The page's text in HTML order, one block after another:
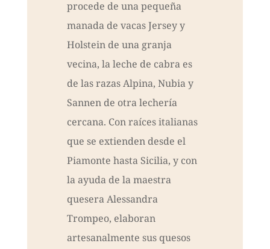
procede de una pequeña
manada de vacas Jersey y
Holstein de una granja
vecina, la leche de cabra es
de las razas Alpina, Nubia y
Sannen de otra lechería
cercana. Con raíces italianas
que se extienden desde el
Piamonte hasta Sicilia, y con
la ayuda de la maestra
quesera Alessandra
Trompeo, elaboran
artesanalmente sus quesos